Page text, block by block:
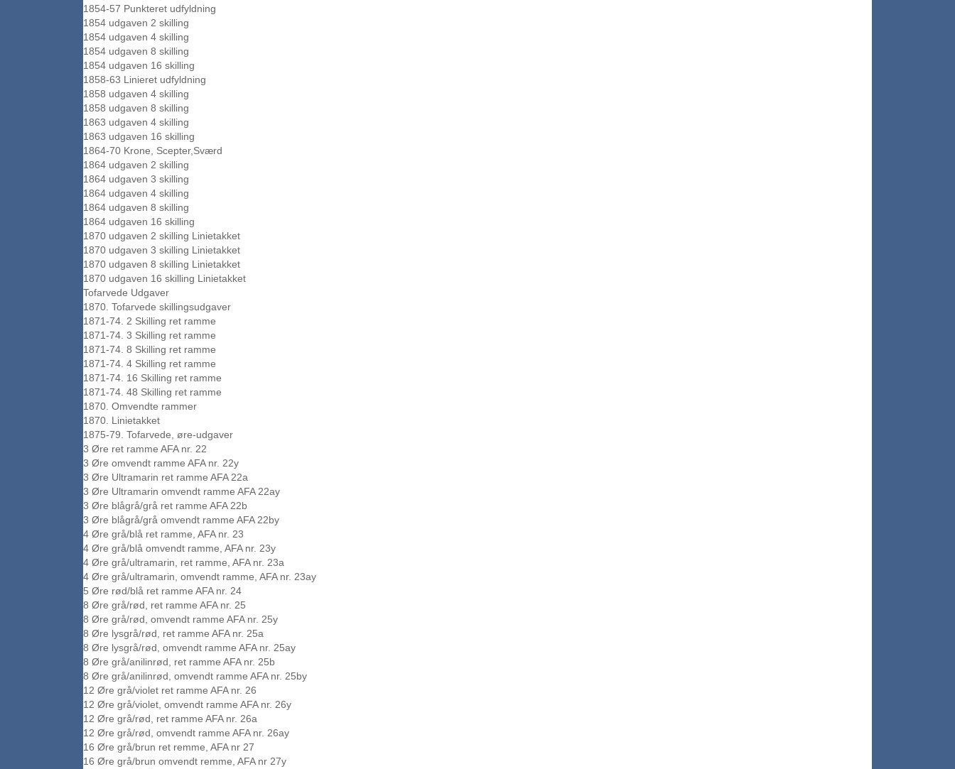
1854-57 Punkteret udfyldning
1854 udgaven 2 skilling
1854 udgaven 4 skilling
1854 udgaven 8 skilling
1854 udgaven 16 skilling
1858-63 Linieret udfyldning
1858 udgaven 4 skilling
1858 udgaven 8 skilling
1863 udgaven 4 skilling
1863 udgaven 16 skilling
1864-70 Krone, Scepter,Sværd
1864 udgaven 2 skilling
1864 udgaven 3 skilling
1864 udgaven 4 skilling
1864 udgaven 8 skilling
1864 udgaven 16 skilling
1870 udgaven 2 skilling Linietakket
1870 udgaven 3 skilling Linietakket
1870 udgaven 8 skilling Linietakket
1870 udgaven 16 skilling Linietakket
Tofarvede Udgaver
1870. Tofarvede skillingsudgaver
1871-74. 2 Skilling ret ramme
1871-74. 3 Skilling ret ramme
1871-74. 8 Skilling ret ramme
1871-74. 4 Skilling ret ramme
1871-74. 16 Skilling ret ramme
1871-74. 48 Skilling ret ramme
1870. Omvendte rammer
1870. Linietakket
1875-79. Tofarvede, øre-udgaver
3 Øre ret ramme AFA nr. 22
3 Øre omvendt ramme AFA nr. 22y
3 Øre Ultramarin ret ramme AFA 22a
3 Øre Ultramarin omvendt ramme AFA 22ay
3 Øre blågrå/grå ret ramme AFA 22b
3 Øre blågrå/grå omvendt ramme AFA 22by
4 Øre grå/blå ret ramme, AFA nr. 23
4 Øre grå/blå omvendt ramme, AFA nr. 23y
4 Øre grå/ultramarin, ret ramme, AFA nr. 23a
4 Øre grå/ultramarin, omvendt ramme, AFA nr. 23ay
5 Øre rød/blå ret ramme AFA nr. 24
8 Øre grå/rød, ret ramme AFA nr. 25
8 Øre grå/rød, omvendt ramme AFA nr. 25y
8 Øre lysgrå/rød, ret ramme AFA nr. 25a
8 Øre lysgrå/rød, omvendt ramme AFA nr. 25ay
8 Øre grå/anilinrød, ret ramme AFA nr. 25b
8 Øre grå/anilinrød, omvendt ramme AFA nr. 25by
12 Øre grå/violet ret ramme AFA nr. 26
12 Øre grå/violet, omvendt ramme AFA nr. 26y
12 Øre grå/rød, ret ramme AFA nr. 26a
12 Øre grå/rød, omvendt ramme AFA nr. 26ay
16 Øre grå/brun ret remme, AFA nr 27
16 Øre grå/brun omvendt remme, AFA nr 27y